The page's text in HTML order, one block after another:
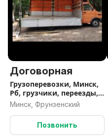
Договорная
Грузоперевозки, Минск,
Рб, грузчики, переезды,
развоз по точкам, вывоз
строй мусора и хлама
Минск, Фрунзенский
Позвонить